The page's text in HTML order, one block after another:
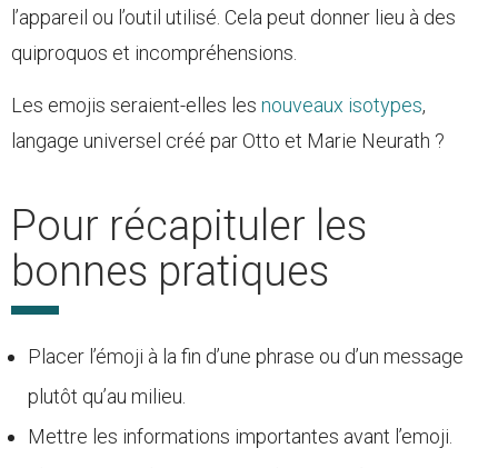
l’appareil ou l’outil utilisé. Cela peut donner lieu à des
quiproquos et incompréhensions.
Les emojis seraient-elles les nouveaux isotypes,
langage universel créé par Otto et Marie Neurath ?
Pour récapituler les
bonnes pratiques
Placer l’émoji à la fin d’une phrase ou d’un message
plutôt qu’au milieu.
Mettre les informations importantes avant l’emoji.